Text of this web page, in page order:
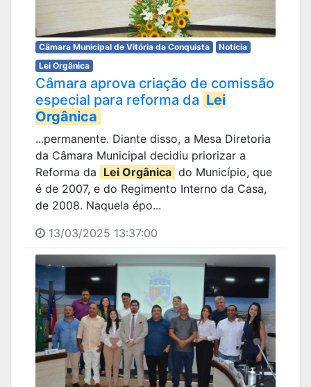
Câmara Municipal de Vitória da Conquista
Notícia
Lei Orgânica
Câmara aprova criação de comissão
especial para reforma da Lei
Orgânica
...permanente. Diante disso, a Mesa Diretoria
da Câmara Municipal decidiu priorizar a
Reforma da Lei Orgânica do Município, que
é de 2007, e do Regimento Interno da Casa,
de 2008. Naquela épo...
13/03/2025 13:37:00